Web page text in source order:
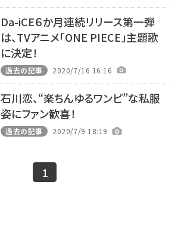
Da-iCE６か月連続リリース第一弾
は、TVアニメ「ONE PIECE」主題歌
に決定！
過去の記事 2020/7/16 16:16
石川恋、“楽ちんゆるワンピ”な私服
姿にファン歓喜！
過去の記事 2020/7/9 18:19
1